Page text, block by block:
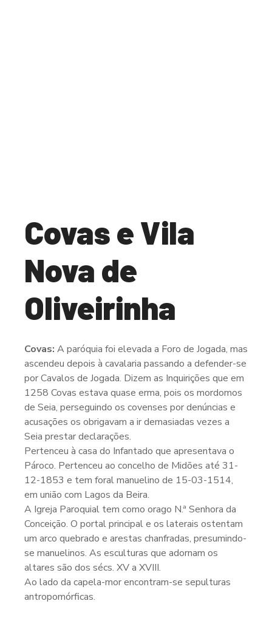
Covas e Vila
Nova de
Oliveirinha
Covas: A paróquia foi elevada a Foro de Jogada, mas
ascendeu depois à cavalaria passando a defender-se
por Cavalos de Jogada. Dizem as Inquirições que em
1258 Covas estava quase erma, pois os mordomos
de Seia, perseguindo os covenses por denúncias e
acusações os obrigavam a ir demasiadas vezes a
Seia prestar declarações.
Pertenceu à casa do Infantado que apresentava o
Pároco. Pertenceu ao concelho de Midões até 31-
12-1853 e tem foral manuelino de 15-03-1514,
em união com Lagos da Beira.
A Igreja Paroquial tem como orago N.ª Senhora da
Conceição. O portal principal e os laterais ostentam
um arco quebrado e arestas chanfradas, presumindo-
se manuelinos. As esculturas que adornam os
altares são dos sécs. XV a XVIII.
Ao lado da capela-mor encontram-se sepulturas
antropomórficas.